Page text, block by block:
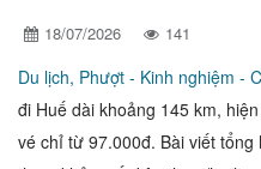
18/07/2026 141
Du lịch, Phượt - Kinh nghiệm -
đi Huế dài khoảng 145 km,
vé chỉ từ 97.000đ. Bài viết